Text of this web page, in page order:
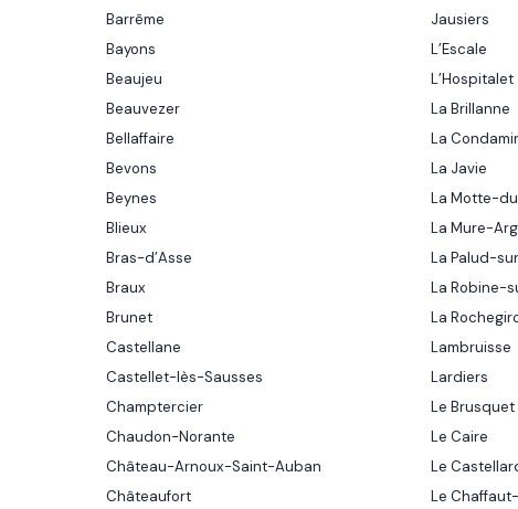
Barrême
Bayons
Beaujeu
Beauvezer
Bellaffaire
Bevons
Beynes
Blieux
Bras-d’Asse
Braux
Brunet
Castellane
Castellet-lès-Sausses
Champtercier
Chaudon-Norante
Château-Arnoux-Saint-Auban
Châteaufort
Jausiers
L’Escale
L’Hospitalet
La Brillanne
La
La Javie
La Motte-
La Mure-
La Palud-
La Robine-
La
Lambruisse
Lardiers
Le Brusquet
Le Caire
Le
Le